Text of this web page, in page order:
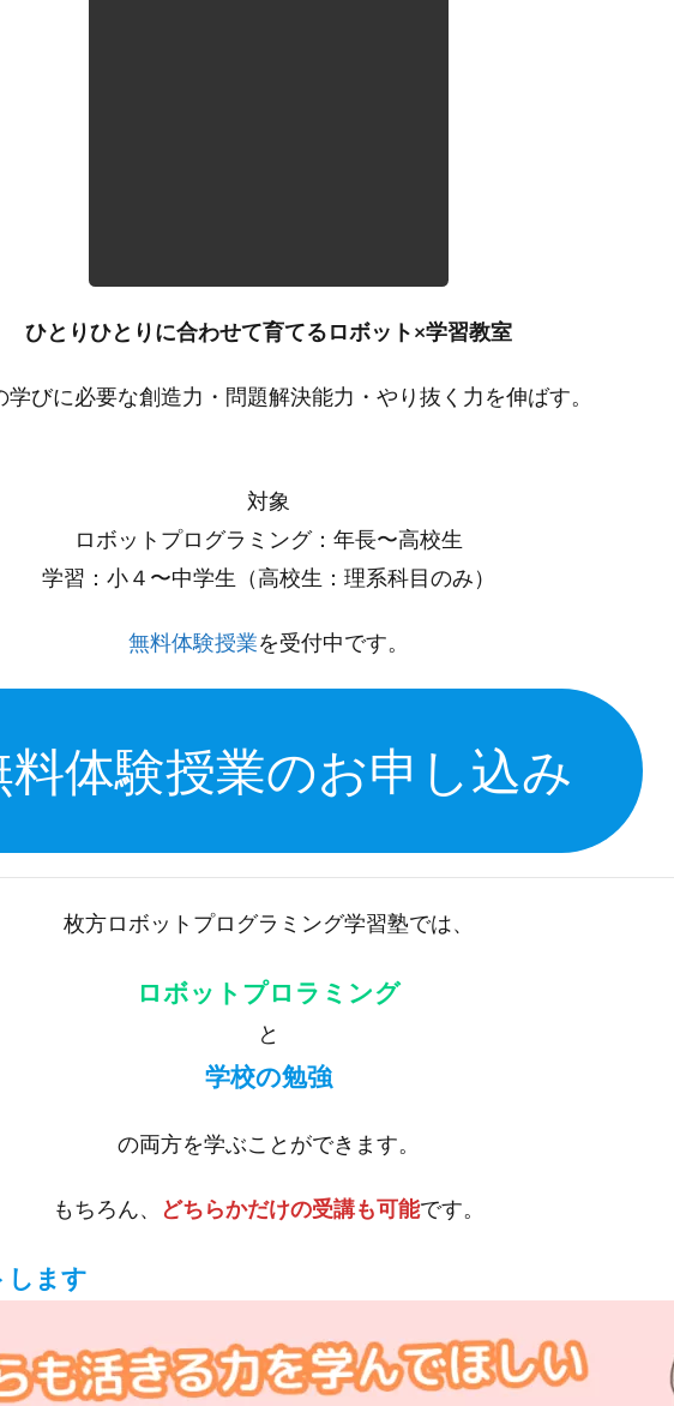
ひとりひとりに合わせて育てるロボット×学習教室
学びに必要な創造力・問題解決能力・やり抜く力を伸ばす。
対象
ロボットプログラミング：年長〜高校生
学習：小４〜中学生（高校生：理系科目のみ）
無料体験授業を受付中です。
料体験授業のお申し込み
枚方ロボットプログラミング学習塾では、
ロボットプロラミング
と
学校の勉強
の両方を学ぶことができます。
もちろん、 どちらかだけの受講も可能です。
します